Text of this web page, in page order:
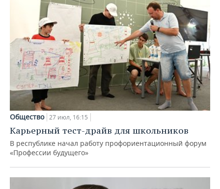
Общество 27 июл, 16:15
Карьерный тест-драйв для школьников
В республике начал работу профориентационный форум
«Профессии будущего»